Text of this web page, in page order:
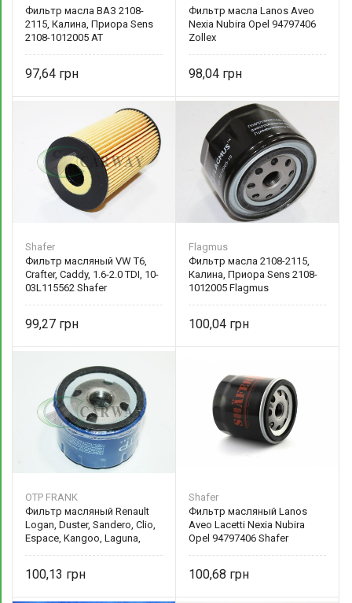
Фильтр масла ВАЗ 2108-
2115, Калина, Приора Sens
2108-1012005 AT
97,64
Фильтр масла Lanos Aveo
Nexia Nubira Opel 94797406
Zollex
98,04
Shafer
Фильтр масляный VW T6,
Crafter, Caddy, 1.6-2.0 TDI, 10-
03L115562 Shafer
99,27
Flagmus
Фильтр масла 2108-2115,
Калина, Приора Sens 2108-
1012005 Flagmus
100,04
OTP FRANK
Фильтр масляный Renault
Logan, Duster, Sandero, Clio,
Espace, Kangoo, Laguna,
100,13
Shafer
Фильтр масляный Lanos
Aveo Lacetti Nexia Nubira
Opel 94797406 Shafer
100,68